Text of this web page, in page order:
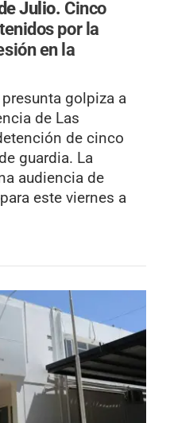
Julio. Cinco
por la
en la
golpiza a
de Las
de cinco
guardia. La
audiencia de
este viernes a